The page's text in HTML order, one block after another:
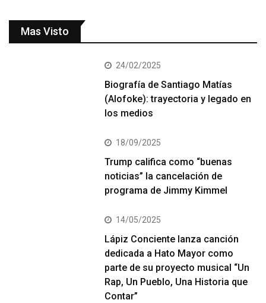
Mas Visto
24/02/2025
Biografía de Santiago Matías
(Alofoke): trayectoria y legado en
los medios
18/09/2025
Trump califica como “buenas
noticias” la cancelación de
programa de Jimmy Kimmel
14/05/2025
Lápiz Conciente lanza canción
dedicada a Hato Mayor como
parte de su proyecto musical “Un
Rap, Un Pueblo, Una Historia que
Contar”